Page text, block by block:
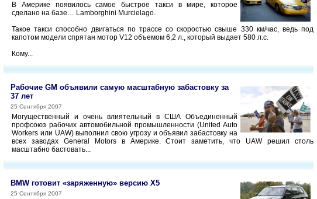
В Америке появилось самое быстрое такси в мире, которое
сделано на базе… Lamborghini Murcielago.
Такое такси способно двигаться по трассе со скоростью свыше 330 км/час, ведь под
капотом модели спрятан мотор V12 объемом 6,2 л., который выдает 580 л.с.
Кому...
Рабочие GM объявили самую масштабную забастовку за
37 лет
25 Сентября 2007
Могущественный и очень влиятельный в США Объединенный
профсоюз рабочих автомобильной промышленности (United Auto
Workers или UAW) выполнил свою угрозу и объявил забастовку на
всех заводах General Motors в Америке. Стоит заметить, что UAW решил столь
масштабно бастовать...
BMW готовит «заряженную» версию Х5
25 Сентября 2007